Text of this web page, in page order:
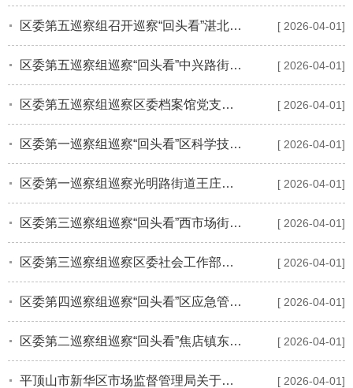
区委第五巡察组召开巡察“回头看”湛北路街道八北社区党委情况反馈会议 [ 2026-04-01]
区委第五巡察组巡察“回头看”中兴路街道党工委情况反馈会议召开 [ 2026-04-01]
区委第五巡察组巡察区委档案馆党支部情况反馈会召开 [ 2026-04-01]
区委第一巡察组巡察“回头看”区科学技术局党组情况反馈会议召开 [ 2026-04-01]
区委第一巡察组巡察光明路街道王庄村党委情况反馈会议召开 [ 2026-04-01]
区委第三巡察组巡察“回头看”西市场街道三七街社区党委情况的反馈会议召开 [ 2026-04-01]
区委第三巡察组巡察区委社会工作部机关党支部情况反馈会议召开 [ 2026-04-01]
区委第四巡察组巡察“回头看”区应急管理局党委情况反馈会议 [ 2026-04-01]
区委第二巡察组巡察“回头看”焦店镇东果店村党支部情况反馈会召开 [ 2026-04-01]
平顶山市新华区市场监督管理局关于吊销平顶山市金控财富物业服务有限公司营业执照行政处罚听证告知书送达公告 [ 2026-04-01]